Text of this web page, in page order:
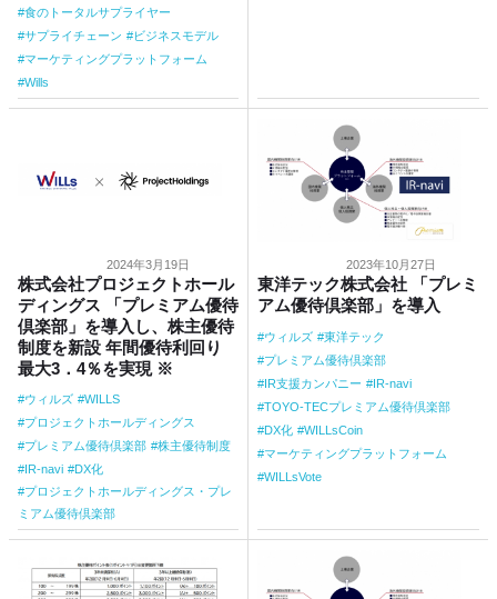
食のトータルサプライヤー
サプライチェーン
ビジネスモデル
マーケティングプラットフォーム
Wills
2024年3月19日
株式会社プロジェクトホール
ディングス 「プレミアム優待
倶楽部」を導入し、株主優待
制度を新設 年間優待利回り
最大3．4％を実現 ※
ウィルズ
WILLS
プロジェクトホールディングス
プレミアム優待倶楽部
株主優待制度
IR-navi
DX化
プロジェクトホールディングス・プレ
ミアム優待倶楽部
2023年10月27日
東洋テック株式会社 「プレミ
アム優待倶楽部」を導入
ウィルズ
東洋テック
プレミアム優待倶楽部
IR支援カンパニー
IR-navi
TOYO-TECプレミアム優待倶楽部
DX化
WILLsCoin
マーケティングプラットフォーム
WILLsVote